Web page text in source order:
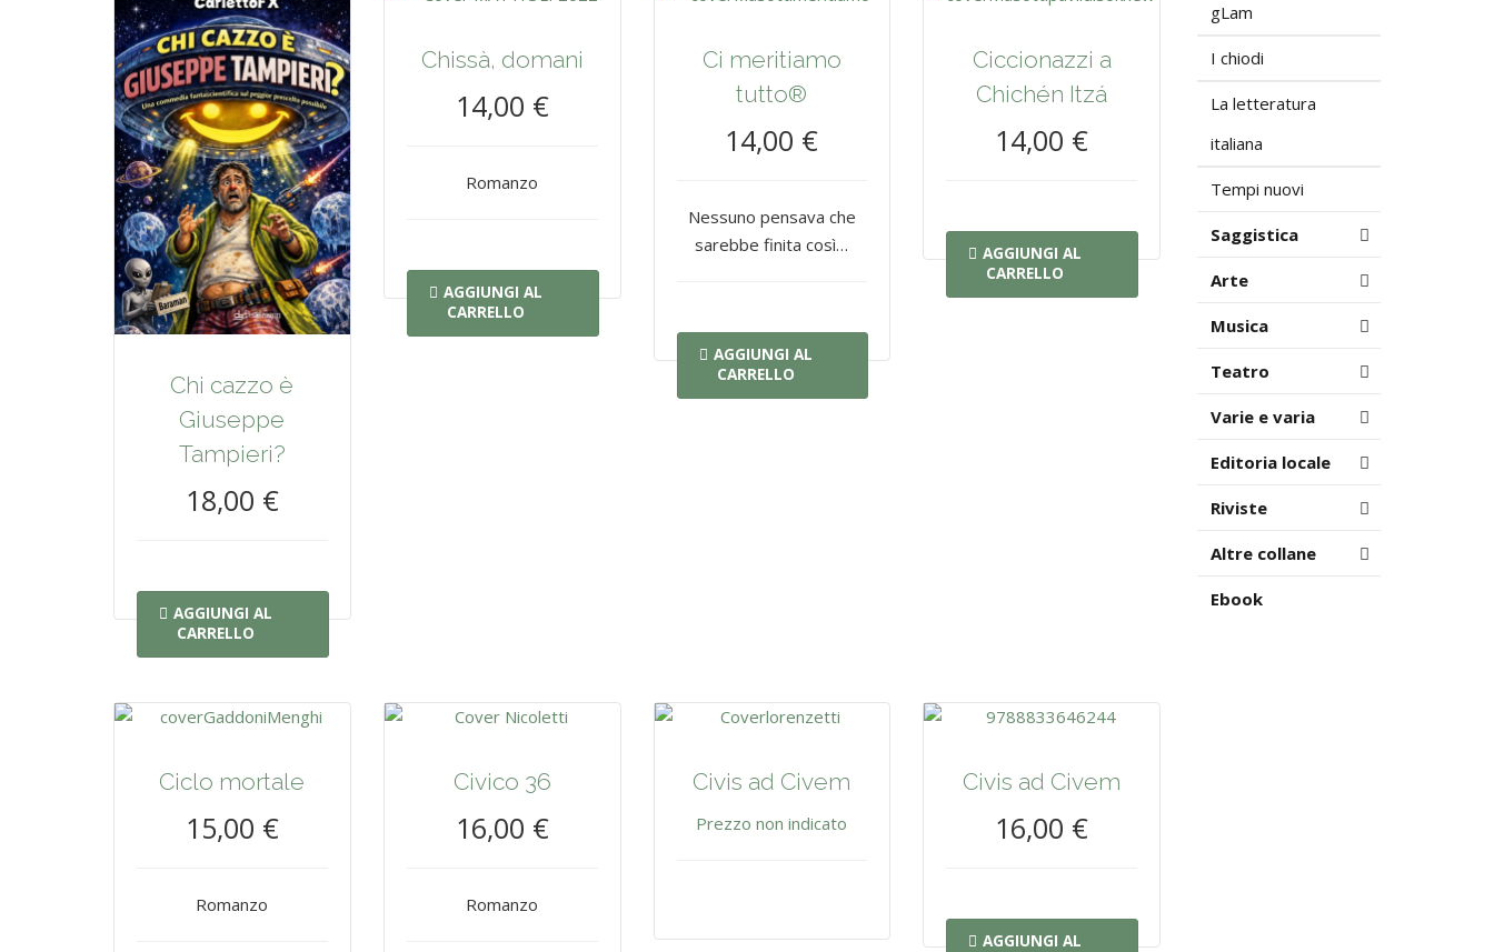
Chi cazzo è
Giuseppe
Tampieri?
18,00 €
AGGIUNGI AL
CARRELLO
Chissà, domani
14,00 €
Romanzo
AGGIUNGI AL
CARRELLO
Ci meritiamo
tutto®
14,00 €
Nessuno pensava che
sarebbe finita così…
AGGIUNGI AL
CARRELLO
Ciccionazzi a
Chichén Itzá
14,00 €
AGGIUNGI AL
CARRELLO
Ciclo mortale
15,00 €
Romanzo
Civico 36
16,00 €
Romanzo
Civis ad Civem
Prezzo non indicato
Civis ad Civem
16,00 €
AGGIUNGI AL
gLam
I chiodi
La letteratura
italiana
Tempi nuovi
Saggistica
Arte
Musica
Teatro
Varie e varia
Editoria locale
Riviste
Altre collane
Ebook